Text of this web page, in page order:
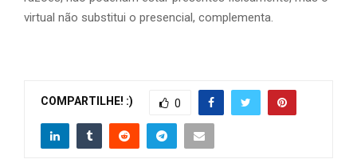
virtual não substitui o presencial, complementa.
COMPARTILHE! :) 0